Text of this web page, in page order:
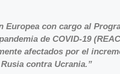
con cargo al
de COVID-19
afectados por el
contra Ucrania.”